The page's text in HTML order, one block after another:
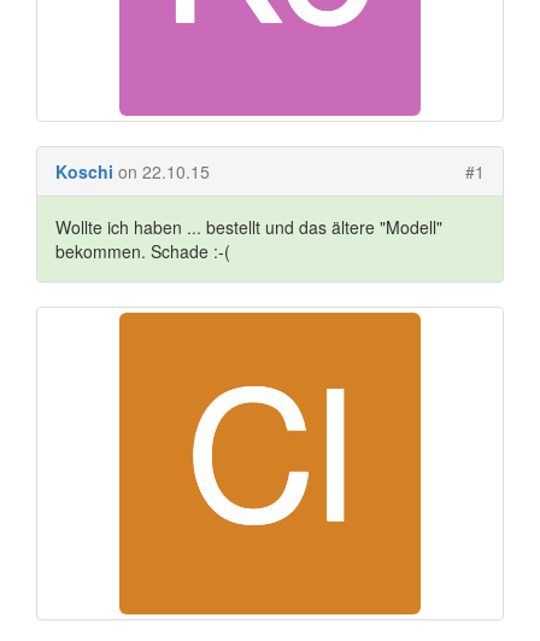
Koschi on 22.10.15 #1
Wollte ich haben ... bestellt und das ältere "Modell"
bekommen. Schade :-(